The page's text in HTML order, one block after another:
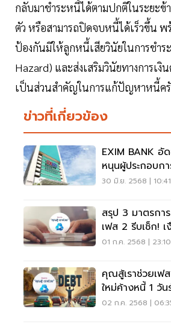
กลับมาชำระหนี้ได้ตามปกติในระยะข้
ตัว หรือสามารถปิดจบหนี้ได้เร็วขึ้น พ
ป้องกันมิให้ลูกหนี้เสียวินัยในการชำ
Hazard) และส่งเสริมวินัยทางการเงิ
เป็นส่วนสำคัญในการแก้ปัญหาหนี้ครั
ข่าวที่เกี่ยวข้อง
EXIM BANK อั
หนุนผู้ประกอบก
เศรษฐกิจโลก
30 มิ.ย. 2568 |
สรุป 3 มาตรกา
เฟส 2 รีบเช็ก!
01 ก.ค. 2568 |
คุณสู้เราช่วยเฟ
ใหม่ค้างหนี้ 1 วัน
02 ก.ค. 2568 |